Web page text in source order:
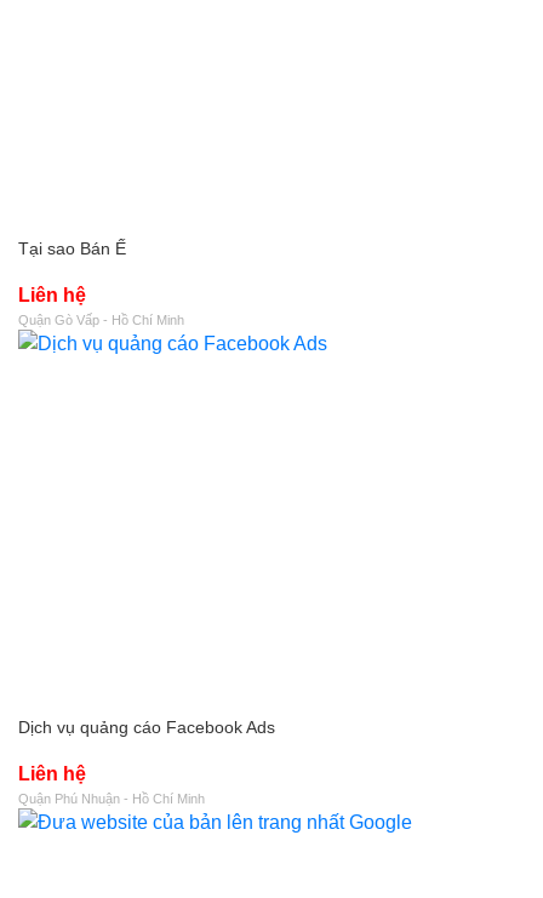
Tại sao Bán Ế
Liên hệ
Quận Gò Vấp - Hồ Chí Minh
Dịch vụ quảng cáo Facebook Ads
Liên hệ
Quận Phú Nhuận - Hồ Chí Minh